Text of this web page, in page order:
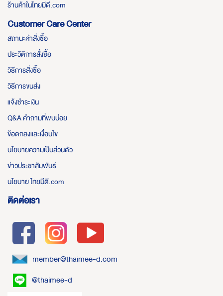
ร้านค้าในไทยมีดี.com
Customer Care Center
สถานะคำสั่งซื้อ
ประวัติการสั่งซื้อ
วิธีการสั่งซื้อ
วิธีการขนส่ง
แจ้งชำระเงิน
Q&A คำถามที่พบบ่อย
ข้อตกลงและเงื่อนไข
นโยบายความเป็นส่วนตัว
ข่าวประชาสัมพันธ์
นโยบาย ไทยมีดี.com
ติดต่อเรา
member@thaimee-d.com
@thaimee-d